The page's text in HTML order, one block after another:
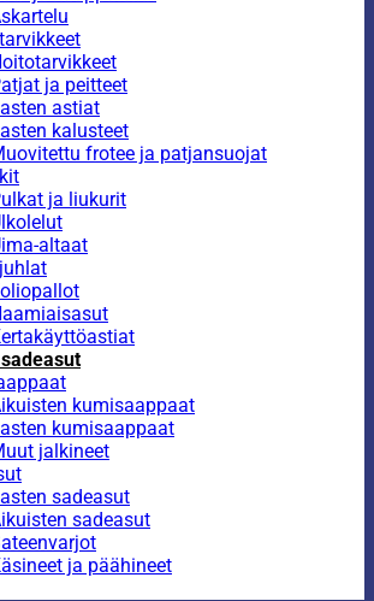
ja peitteet
astiat
kalusteet
frotee ja patjansuojat
ja liukurit
altaat
kumisaappaat
kumisaappaat
jalkineet
sadeasut
sadeasut
ja päähineet